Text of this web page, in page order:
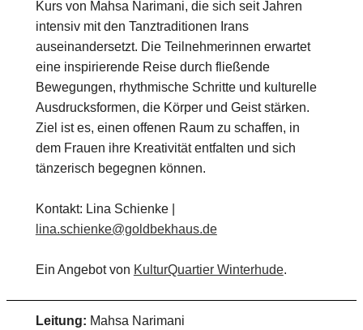
Kurs von Mahsa Narimani, die sich seit Jahren
intensiv mit den Tanztraditionen Irans
auseinandersetzt. Die Teilnehmerinnen erwartet
eine inspirierende Reise durch fließende
Bewegungen, rhythmische Schritte und kulturelle
Ausdrucksformen, die Körper und Geist stärken.
Ziel ist es, einen offenen Raum zu schaffen, in
dem Frauen ihre Kreativität entfalten und sich
tänzerisch begegnen können.
Kontakt: Lina Schienke |
lina.schienke@goldbekhaus.de
Ein Angebot von KulturQuartier Winterhude.
Leitung: Mahsa Narimani